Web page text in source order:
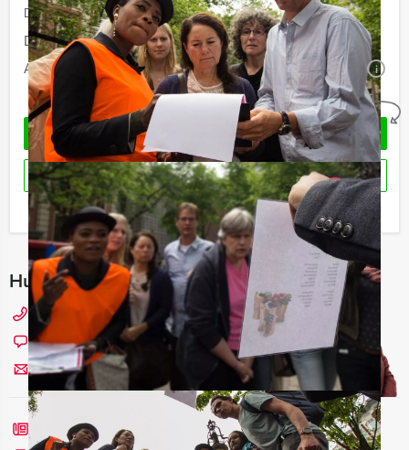
De prijzen zijn exclusief BTW
Duur:
5 uur en 30 minuten
Aantal:
Minimaal 12 personen i
Geheel vrijblijvend
OFFERTE AANVRAGEN
RESERVEREN
Ik heb een vraag over dit uitje
Hulp nodig bij het kiezen?
073 20 20 980
Chat met Maaike
Stuur ons een mailtje
Bel mij terug